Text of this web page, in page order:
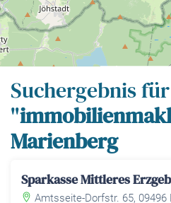
Suchergebnis für
"
Marienberg
Sparkasse Mittleres
Amtsseite-Dorfstr. 65, 09496